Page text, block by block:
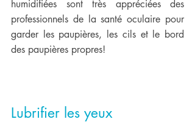
humidifiées sont très appréciées des
professionnels de la santé oculaire pour
garder les paupières, les cils et le bord
des paupières propres!
Lubrifier les yeux